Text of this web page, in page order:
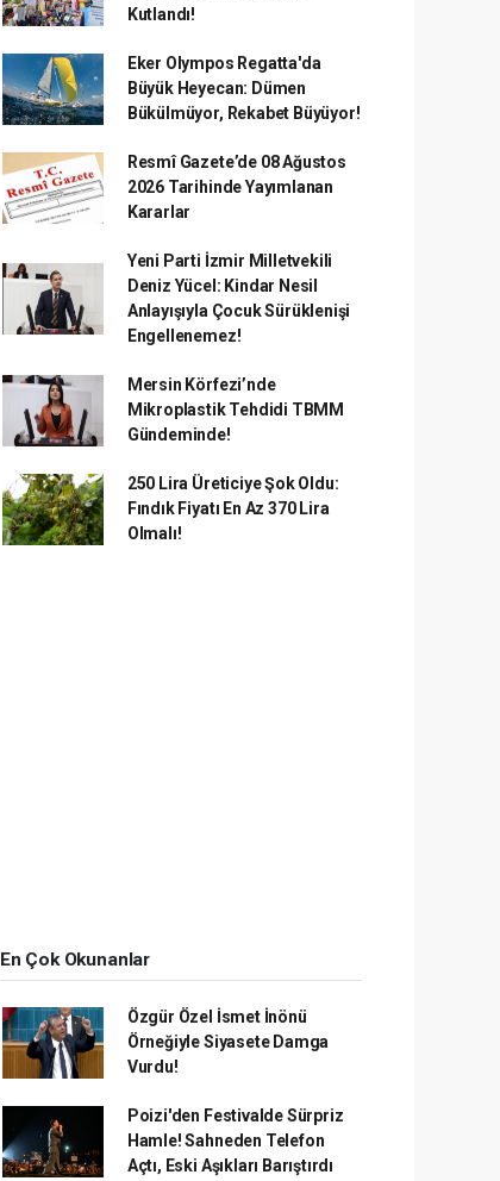
Kutlandı!
Eker Olympos Regatta'da
Büyük Heyecan: Dümen
Bükülmüyor, Rekabet Büyüyor!
Resmî Gazete’de 08 Ağustos
2026 Tarihinde Yayımlanan
Kararlar
Yeni Parti İzmir Milletvekili
Deniz Yücel: Kindar Nesil
Anlayışıyla Çocuk Sürüklenişi
Engellenemez!
Mersin Körfezi’nde
Mikroplastik Tehdidi TBMM
Gündeminde!
250 Lira Üreticiye Şok Oldu:
Fındık Fiyatı En Az 370 Lira
Olmalı!
En Çok Okunanlar
Özgür Özel İsmet İnönü
Örneğiyle Siyasete Damga
Vurdu!
Poizi'den Festivalde Sürpriz
Hamle! Sahneden Telefon
Açtı, Eski Aşıkları Barıştırdı